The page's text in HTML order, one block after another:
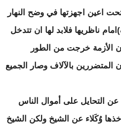
اعين اجهزتها في وضح النهار
ناظريها فلابد لها ان تتدخل
الأزمة خرجت من الطور
بالآلاف وصار الجميع
التحايل على أموال الناس
وُكَلاء عن الشيخ ولكن الشيخ